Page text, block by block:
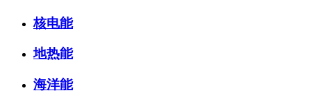
核电能
地热能
海洋能